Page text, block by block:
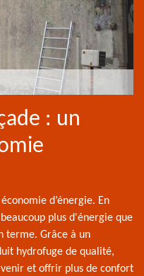
: un
d’énergie. En
plus d'énergie que
terme. Grâce à un
hydrofuge de qualité,
et offrir plus de confort